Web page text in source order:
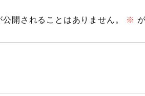
公開されることはありません。 ※